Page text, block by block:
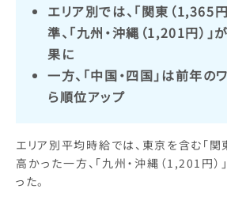
エリア別では、「関東（1,365
準、「九州・沖縄（1,201円）
果に
一方、「中国・四国」は前年の
ら順位アップ
エリア別平均時給では、東京を含む「関
高かった一方、「九州・沖縄（1,201円
った。